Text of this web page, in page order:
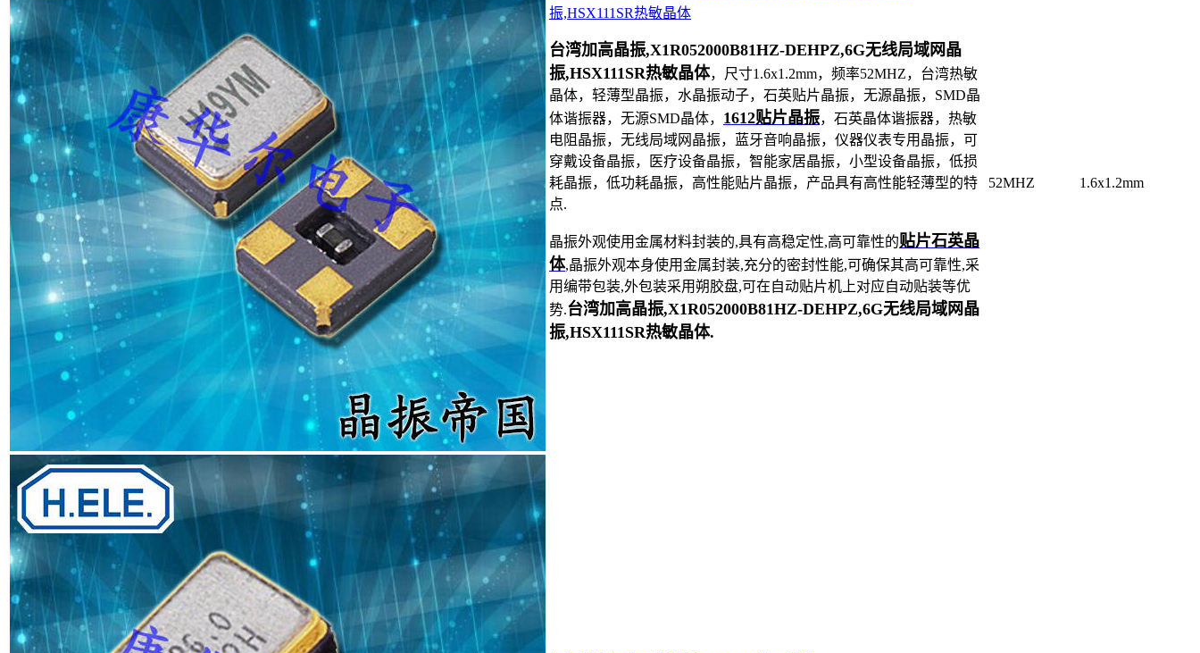
振,HSX111SR热敏晶体
台湾加高晶振,X1R052000B81HZ-DEHPZ,6G无线局域网晶
振,HSX111SR热敏晶体，尺寸1.6x1.2mm，频率52MHZ，台湾热敏
晶体，轻薄型晶振，水晶振动子，石英贴片晶振，无源晶振，SMD晶
体谐振器，无源SMD晶体， 1612贴片晶振，石英晶体谐振器，热敏
电阻晶振，无线局域网晶振，蓝牙音响晶振，仪器仪表专用晶振，可
穿戴设备晶振，医疗设备晶振，智能家居晶振，小型设备晶振，低损
耗晶振，低功耗晶振，高性能贴片晶振，产品具有高性能轻薄型的特
点.
晶振外观使用金属材料封装的,具有高稳定性,高可靠性的贴片石英晶
体,晶振外观本身使用金属封装,充分的密封性能,可确保其高可靠性,采
用编带包装,外包装采用朔胶盘,可在自动贴片机上对应自动贴装等优
势.台湾加高晶振,X1R052000B81HZ-DEHPZ,6G无线局域网晶
振,HSX111SR热敏晶体.
52MHZ 1.6x1.2mm